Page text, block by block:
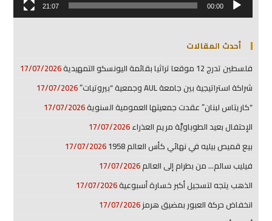
00:00
21:07
أحدث المقالات
فلسطين تدرج 12 موقعا تراثيا بقائمة اليونسكو التمهيدية
17/07/2026
شراكة استراتيجية بين جامعة AUL وجمعية “بيروتيات”
17/07/2026
“كاريتاس لبنان” عقدت جمعيتها العمومية السنوية17/07/2026
الإحتفال بعيد الطوباويَّة مريم العذراء17/07/2026
بيع قميص بيليه في نهائي كأس العالم 1958
17/07/2026
فيليب سالم… من بطرام إلى العالم17/07/2026
الذهب يتجه لتسجيل أكبر خسارة أسبوعية17/07/2026
انخفاض حركة العبور بمضيق هرمز17/07/2026